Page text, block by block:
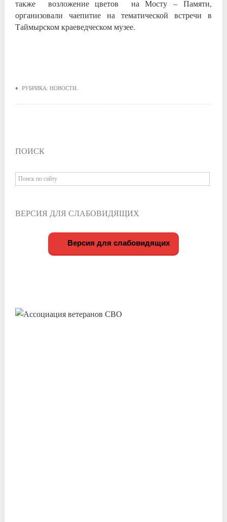
также возложение цветов на Мосту – Памяти,
организовали чаепитие на тематической встречи в
Таймырском краеведческом музее.
♦ РУБРИКА:НОВОСТИ.
ПОИСК
ВЕРСИЯ ДЛЯ СЛАБОВИДЯЩИХ
Версия для слабовидящих